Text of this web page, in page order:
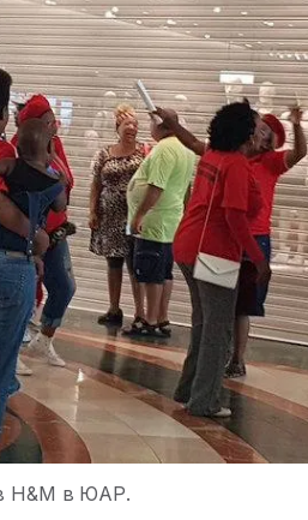
H&M в ЮАР.
все
Спикс
у вас
и
о работе